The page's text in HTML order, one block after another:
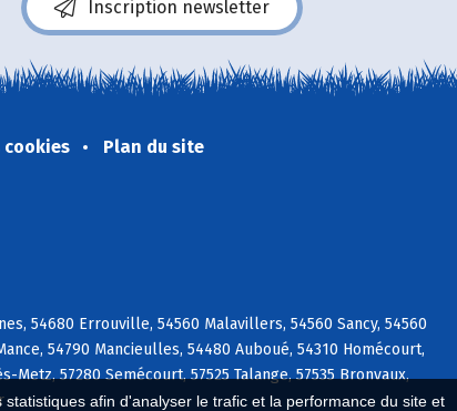
afin d'analyser le trafic et la performance du site et
Inscription newsletter
cookies Plan du site
54680 Errouville, 54560 Malavillers, 54560 Sancy, 54560
54790 Mancieulles, 54480 Auboué, 54310 Homécourt,
57280 Semécourt, 57525 Talange, 57535 Bronvaux,